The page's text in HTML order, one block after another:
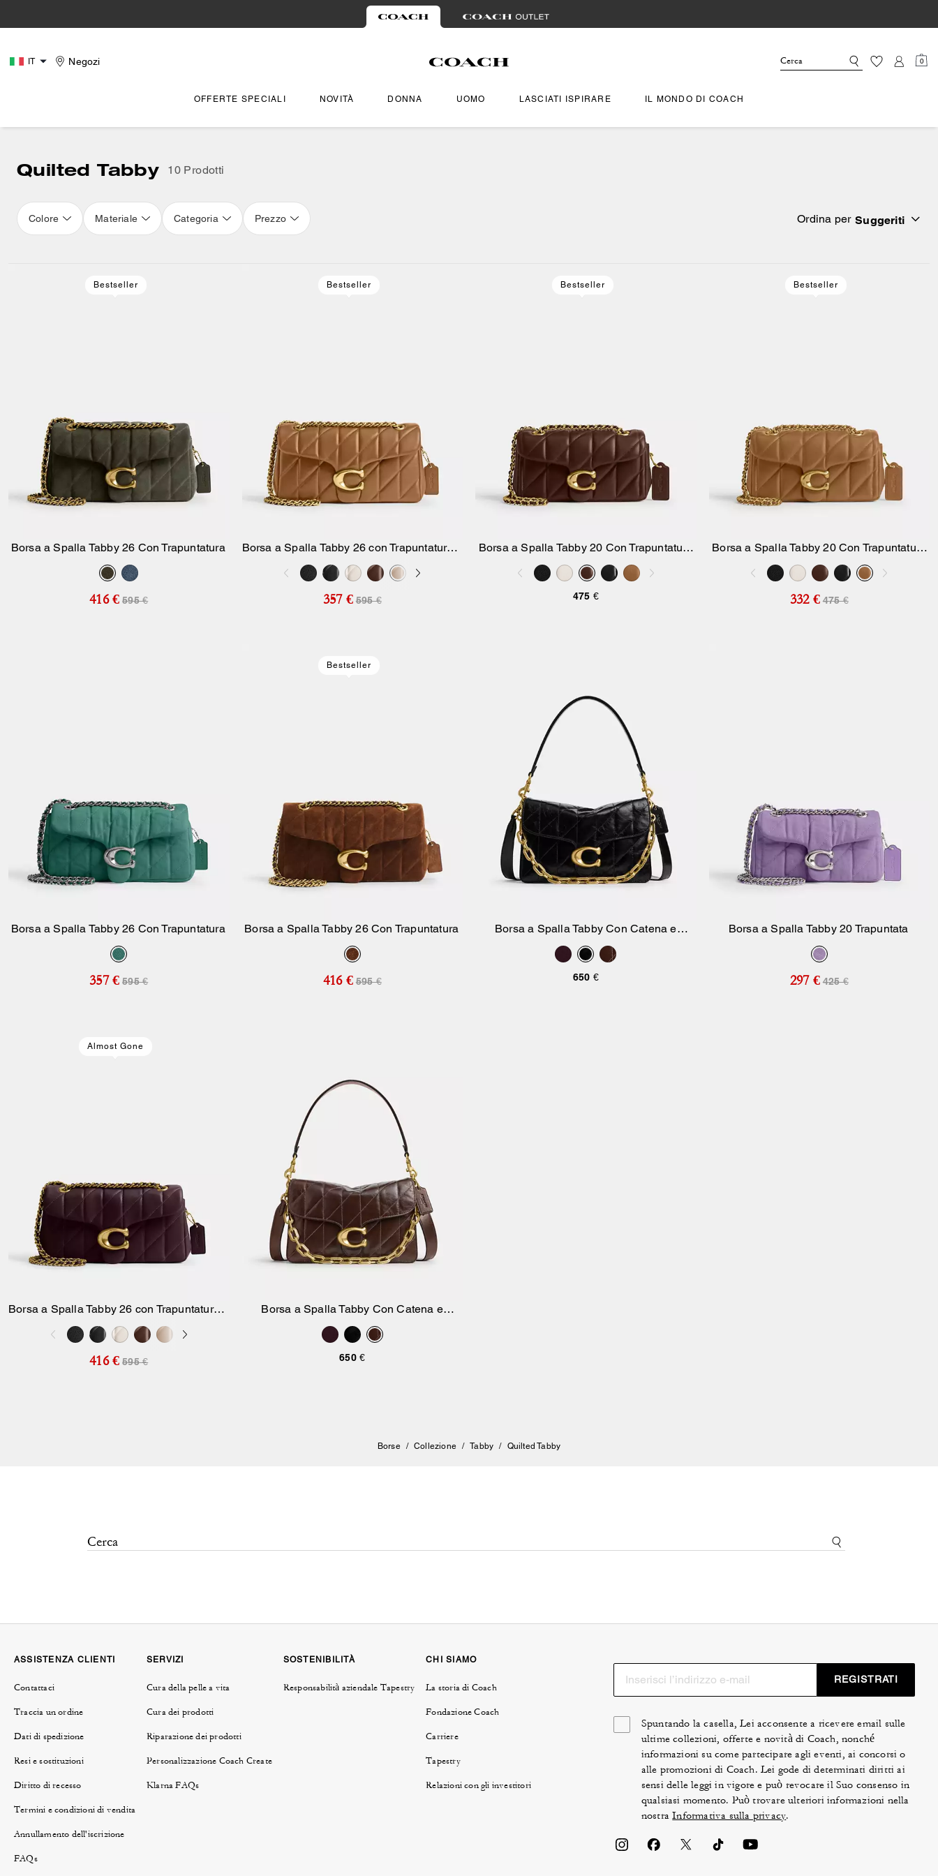
IT Negozi 0
OFFERTE SPECIALI NOVITÀ DONNA UOMO LASCIATI ISPIRARE IL MONDO DI COACH
Quilted Tabby 10 Prodotti
Colore Materiale Categoria Prezzo Ordina per Suggeriti
Bestseller
Aggiungi Al Carrello
Borsa a Spalla Tabby 26 Con Trapuntatura
416 € 595 €
Bestseller
Aggiungi Al Carrello
Borsa a Spalla Tabby 26 con Trapuntatura a
Cuscino
357 € 595 €
Bestseller
Aggiungi Al Carrello
Borsa a Spalla Tabby 20 Con Trapuntatura
Pillow
475 €
Bestseller
Aggiungi Al Carrello
Borsa a Spalla Tabby 20 Con Trapuntatura
Pillow
332 € 475 €
Aggiungi Al Carrello
Borsa a Spalla Tabby 26 Con Trapuntatura
357 € 595 €
Bestseller
Aggiungi Al Carrello
Borsa a Spalla Tabby 26 Con Trapuntatura
416 € 595 €
Aggiungi Al Carrello
Borsa a Spalla Tabby Con Catena e
Trapuntatura
650 €
Aggiungi Al Carrello
Borsa a Spalla Tabby 20 Trapuntata
297 € 425 €
Almost Gone
Aggiungi Al Carrello
Borsa a Spalla Tabby 26 con Trapuntatura a
Cuscino
416 € 595 €
Aggiungi Al Carrello
Borsa a Spalla Tabby Con Catena e
Trapuntatura
650 €
Borse / Collezione / Tabby / Quilted Tabby
ASSISTENZA CLIENTI
Contattaci
Traccia un ordine
Dati di spedizione
Resi e sostituzioni
Diritto di recesso
Termini e condizioni di vendita
Annullamento dell'iscrizione
FAQs
SERVIZI
Cura della pelle a vita
Cura dei prodotti
Riparazione dei prodotti
Personalizzazione Coach Create
Klarna FAQs
SOSTENIBILITÀ
Responsabilità aziendale Tapestry
CHI SIAMO
La storia di Coach
Fondazione Coach
Carriere
Tapestry
Relazioni con gli investitori
REGISTRATI
Spuntando la casella, Lei acconsente a ricevere email sulle
ultime collezioni, offerte e novità di Coach, nonché
informazioni su come partecipare agli eventi, ai concorsi o
alle promozioni di Coach. Lei gode di determinati diritti ai
sensi delle leggi in vigore e può revocare il Suo consenso in
qualsiasi momento. Può trovare ulteriori informazioni nella
nostraInformativa sulla privacy.